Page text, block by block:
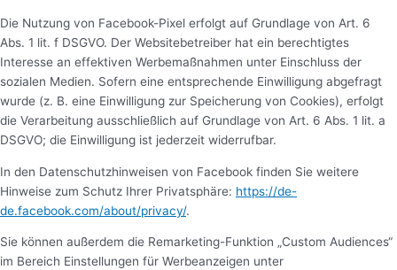
Die Nutzung von Facebook-Pixel erfolgt auf Grundlage von Art. 6
Abs. 1 lit. f DSGVO. Der Websitebetreiber hat ein berechtigtes
Interesse an effektiven Werbemaßnahmen unter Einschluss der
sozialen Medien. Sofern eine entsprechende Einwilligung abgefragt
wurde (z. B. eine Einwilligung zur Speicherung von Cookies), erfolgt
die Verarbeitung ausschließlich auf Grundlage von Art. 6 Abs. 1 lit. a
DSGVO; die Einwilligung ist jederzeit widerrufbar.
In den Datenschutzhinweisen von Facebook finden Sie weitere
Hinweise zum Schutz Ihrer Privatsphäre: https://de-
de.facebook.com/about/privacy/.
Sie können außerdem die Remarketing-Funktion „Custom Audiences“
im Bereich Einstellungen für Werbeanzeigen unter